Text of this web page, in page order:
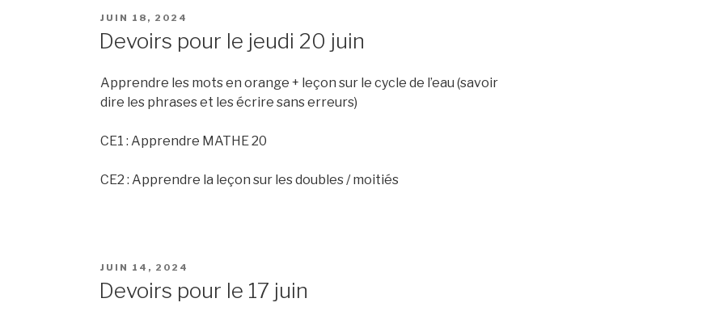
PUBLIÉ
JUIN 18, 2024
Devoirs pour le jeudi 20 juin
Apprendre les mots en orange + leçon sur le cycle de l’eau (savoir
dire les phrases et les écrire sans erreurs)
CE1 : Apprendre MATHE 20
CE2 : Apprendre la leçon sur les doubles / moitiés
PUBLIÉ
JUIN 14, 2024
Devoirs pour le 17 juin